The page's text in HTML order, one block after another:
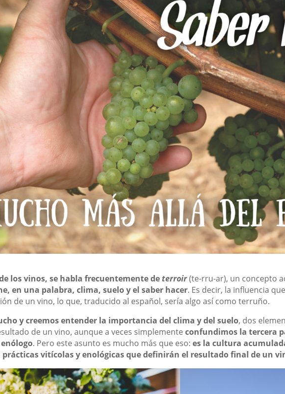
los vinos, se habla frecuentemente de terroir (te-rru-ar), un concepto
en una palabra, clima, suelo y el saber hacer. Es decir, la influencia
de un vino, lo que, traducido al español, sería algo así como terruño.
y creemos entender la importancia del clima y del suelo, dos
de un vino, aunque a veces simplemente confundimos la tercera
. Pero este asunto es mucho más que eso: es la cultura
prácticas vitícolas y enológicas que definirán el resultado final de un